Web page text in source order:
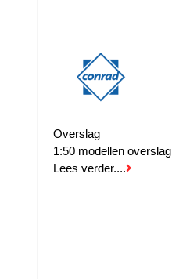
Overslag
1:50 modellen overslag
Lees verder....